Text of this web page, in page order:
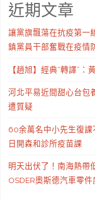
近期文章
讓黨旗飄蕩在抗疫第一
鎮黨員干部奮戰在疫情
【趙旭】經典“轉譯”：
河北平易近間甜心台包
遭質疑
60余萬名中小先生復課
日開森和診所疫苗課
明天出伏了！南海熱帶
OSDER奧斯德汽車零件